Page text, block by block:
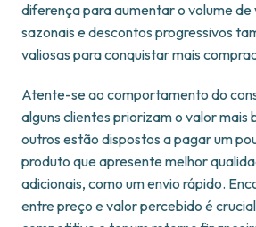
diferença para aumentar o volume de
sazonais e descontos progressivos
valiosas para conquistar mais
Atente-se ao comportamento do
alguns clientes priorizam o valor mais
outros estão dispostos a pagar um
produto que apresente melhor
adicionais, como um envio rápido.
entre preço e valor percebido é